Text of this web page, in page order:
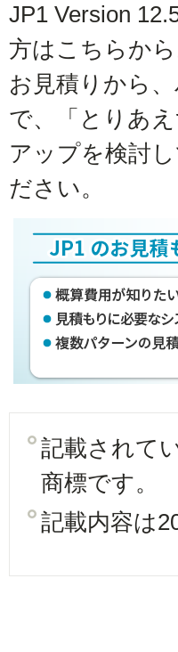
JP1 Version
方はこちらか
お見積りから
で、「とりあ
アップを検討
ださい。
記載されて
商標です。
記載内容は